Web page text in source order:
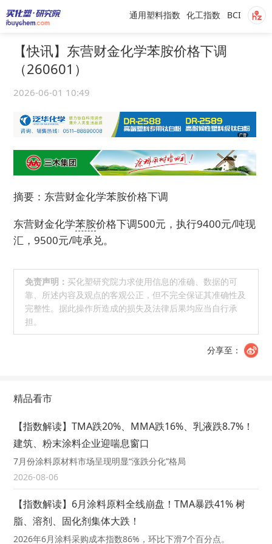
BCI
化工指数
通用塑料指数
【快讯】东营财金化学苯胺价格下调
（260601）
2026-06-01 10:49
摘要：东营财金化学苯胺价格下调
东营财金化学苯胺价格下调500元，执行9400元/吨现
汇，9500元/吨承兑。
免责声明： 买化塑研究院力求使用信息的准确、数据的可
靠、所述内容及观点的客观公正，但不完全保证其准确性及
完整性。据此操作所造成的损失及法律后果均应当自行承
担。
分享至：
精品看市
【指数解读】TMA跌20%、MMA跌16%、乳液跌8.7%！
建筑、粉末涂料企业迎喘息窗口
7月份涂料原材料市场呈现明显“涨跌分化”格局
2026-08-06
【指数解读】6月涂料原料全线崩盘！TMA暴跌41% 树
脂、溶剂、固化剂集体大跌！
2026年6月涂料采购成本指数86%，环比下滑7个百分点。